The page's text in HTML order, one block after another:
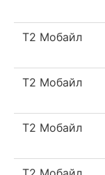
Т2 Мобайл
Т2 Мобайл
Т2 Мобайл